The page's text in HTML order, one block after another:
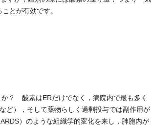
とが有効です。
？ 酸素はERだけでなく，病院内で最も多く
ど），そして薬物らしく過剰投与では副作用が
）のような組織学的変化を来し，肺胞内が